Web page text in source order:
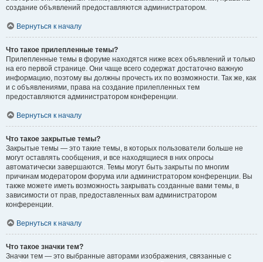
создание объявлений предоставляются администратором.
Вернуться к началу
Что такое прилепленные темы?
Прилепленные темы в форуме находятся ниже всех объявлений и только
на его первой странице. Они чаще всего содержат достаточно важную
информацию, поэтому вы должны прочесть их по возможности. Так же, как
и с объявлениями, права на создание прилепленных тем
предоставляются администратором конференции.
Вернуться к началу
Что такое закрытые темы?
Закрытые темы — это такие темы, в которых пользователи больше не
могут оставлять сообщения, и все находящиеся в них опросы
автоматически завершаются. Темы могут быть закрыты по многим
причинам модератором форума или администратором конференции. Вы
также можете иметь возможность закрывать созданные вами темы, в
зависимости от прав, предоставленных вам администратором
конференции.
Вернуться к началу
Что такое значки тем?
Значки тем — это выбранные авторами изображения, связанные с